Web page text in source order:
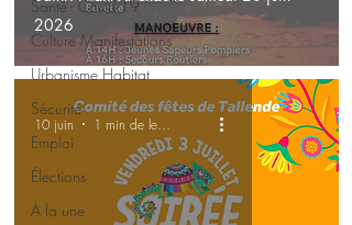
Santé - Covid-19
Culture Manifestations
Urbanisme Habitat
Sécurité
Emploi
Élections
A la une
2026
10 juin 1 min de lecture